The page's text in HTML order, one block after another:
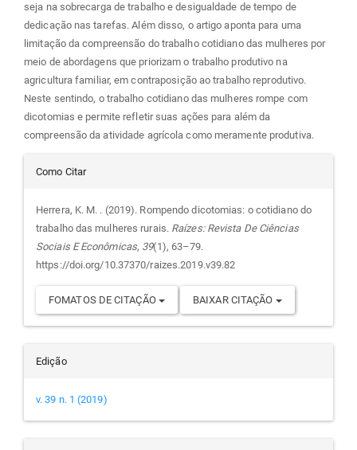
seja na sobrecarga de trabalho e desigualdade de tempo de
dedicação nas tarefas. Além disso, o artigo aponta para uma
limitação da compreensão do trabalho cotidiano das mulheres por
meio de abordagens que priorizam o trabalho produtivo na
agricultura familiar, em contraposição ao trabalho reprodutivo.
Neste sentindo, o trabalho cotidiano das mulheres rompe com
dicotomias e permite refletir suas ações para além da
compreensão da atividade agrícola como meramente produtiva.
Detalhes
do
artigo
Como Citar
Herrera, K. M. . (2019). Rompendo dicotomias: o cotidiano do
trabalho das mulheres rurais. Raízes: Revista De Ciências
Sociais E Econômicas, 39(1), 63–79.
https://doi.org/10.37370/raizes.2019.v39.82
FOMATOS DE CITAÇÃO BAIXAR CITAÇÃO
Edição
v. 39 n. 1 (2019)